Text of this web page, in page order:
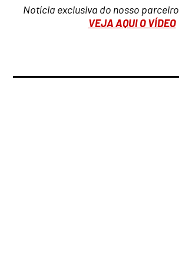
Notícia exclusiva do nosso parceiro
VEJA AQUI O VÍDEO